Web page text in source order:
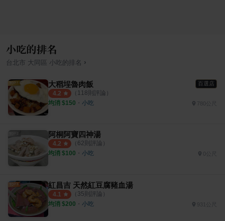
小吃的排名
台北市 大同區 小吃 的排名 ›
大稻埕魯肉飯 百選店
4.2 （ 118則評論）
均消 $150 ・ 小吃
阿桐阿寶四神湯
4.2 （ 62則評論）
均消 $100 ・ 小吃
紅昌吉 天然紅豆腐豬血湯
4.1 （ 35則評論）
均消 $200 ・ 小吃